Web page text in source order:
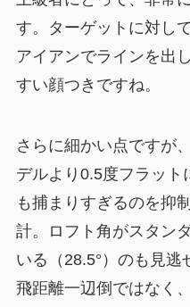
す。ターゲットに対し
アイアンでラインを出
すい顔つきですね。
さらに細かい点ですが
デルより0.5度フラッ
も捕まりすぎるのを抑
計。ロフト角がスタン
いる（28.5°）のも見
飛距離一辺倒ではなく